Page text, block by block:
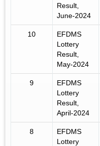
Result,
June-2024
10
EFDMS
Lottery
Result,
May-2024
9
EFDMS
Lottery
Result,
April-2024
8
EFDMS
Lottery